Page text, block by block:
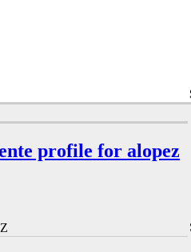
profile for alopez